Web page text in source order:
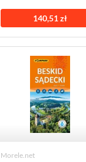
140,51 zł
Morele.net